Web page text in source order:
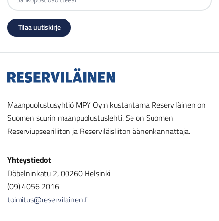
Maanpuolustusyhtiö MPY Oy:n kustantama Reserviläinen on
Suomen suurin maanpuolustuslehti. Se on Suomen
Reserviupseeriliiton ja Reserviläisliiton äänenkannattaja.
Yhteystiedot
Döbelninkatu 2, 00260 Helsinki
(09) 4056 2016
toimitus@reservilainen.fi